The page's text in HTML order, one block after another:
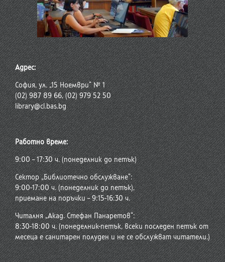
Адрес:
София, ул. „15 Ноември“ № 1
(02) 987 89 66, (02) 979 52 50
library@cl.bas.bg
Работно време:
9:00 – 17:30 ч. (понеделник до петък)
Сектор „Библиотечно обслужване“:
9:00-17:00 ч. (понеделник до петък),
приемане на поръчки – 9:15-16:30 ч.
Читалня „Акад. Стефан Панаретов“:
8:30-18:00 ч. (понеделник-петък, всеки последен петък от
месеца е санитарен полуден и не се обслужват читатели.)